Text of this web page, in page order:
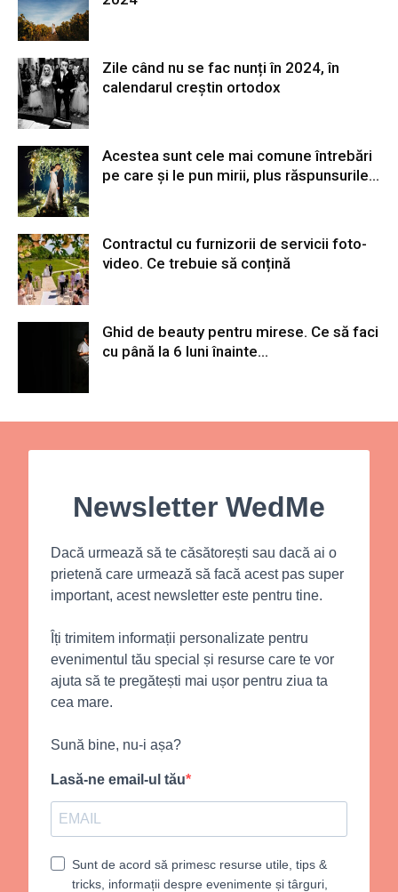
Zile când nu se fac nunți în 2024, în
calendarul creștin ortodox
Acestea sunt cele mai comune întrebări
pe care și le pun mirii, plus răspunsurile...
Contractul cu furnizorii de servicii foto-
video. Ce trebuie să conțină
Ghid de beauty pentru mirese. Ce să faci
cu până la 6 luni înainte...
Newsletter WedMe
Dacă urmează să te căsătorești sau dacă ai o
prietenă care urmează să facă acest pas super
important, acest newsletter este pentru tine.
Îți trimitem informații personalizate pentru
evenimentul tău special și resurse care te vor
ajuta să te pregătești mai ușor pentru ziua ta
cea mare.
Sună bine, nu-i așa?
Lasă-ne email-ul tău
Sunt de acord să primesc resurse utile, tips &
tricks, informații despre evenimente și târguri,